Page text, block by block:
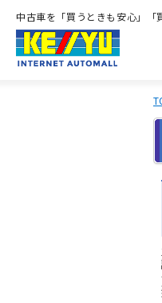
中古車を「買うときも安心」